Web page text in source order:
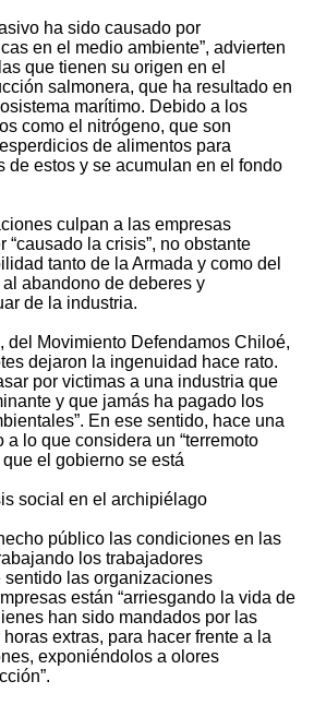
ha sido causado por
en el medio ambiente”, advierten
que tienen su origen en el
salmonera, que ha resultado en
marítimo. Debido a los
como el nitrógeno, que son
de alimentos para
de estos y se acumulan en el fondo
culpan a las empresas
“causado la crisis”, no obstante
tanto de la Armada y como del
abandono de deberes y
de la industria.
del Movimiento Defendamos Chiloé,
dejaron la ingenuidad hace rato.
por victimas a una industria que
y que jamás ha pagado los
En ese sentido, hace una
a lo que considera un “terremoto
el gobierno se está
social en el archipiélago
público las condiciones en las
los trabajadores
sentido las organizaciones
están “arriesgando la vida de
han sido mandados por las
extras, para hacer frente a la
exponiéndolos a olores